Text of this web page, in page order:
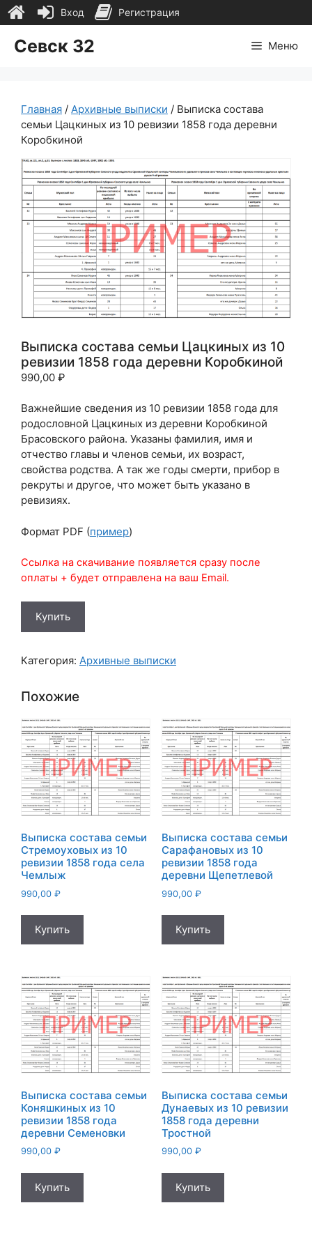
Севск 32 Меню
Главная / Архивные выписки / Выписка состава
семьи Цацкиных из 10 ревизии 1858 года деревни
Коробкиной
Выписка состава семьи Цацкиных из 10
ревизии 1858 года деревни Коробкиной
990,00 ₽
Важнейшие сведения из 10 ревизии 1858 года для
родословной Цацкиных из деревни Коробкиной
Брасовского района. Указаны фамилия, имя и
отчество главы и членов семьи, их возраст,
свойства родства. А так же годы смерти, прибор в
рекруты и другое, что может быть указано в
ревизиях.
Формат PDF (пример)
Ссылка на скачивание появляется сразу после
оплаты + будет отправлена на ваш Email.
товара
состава
семьи
из
ревизии
1858
года
деревни
Коробкиной
Купить
Категория: Архивные выписки
Похожие
Выписка состава семьи
Стремоуховых из 10
ревизии 1858 года села
Чемлыж
990,00 ₽
Купить
Выписка состава семьи
Сарафановых из 10
ревизии 1858 года
деревни Щепетлевой
990,00 ₽
Купить
Выписка состава семьи
Коняшкиных из 10
ревизии 1858 года
деревни Семеновки
990,00 ₽
Купить
Выписка состава семьи
Дунаевых из 10 ревизии
1858 года деревни
Тростной
990,00 ₽
Купить
Вход Регистрация